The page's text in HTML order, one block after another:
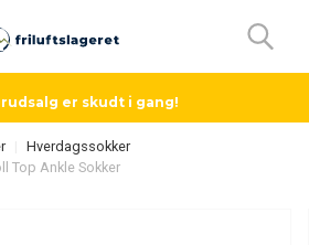
er skudt i gang!
Hverdagssokker
Top Ankle Sokker